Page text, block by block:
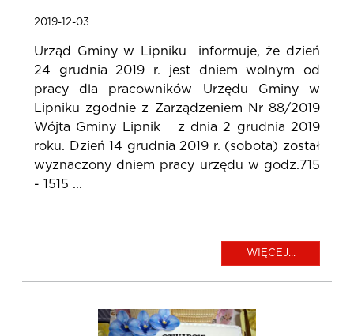
2019-12-03
Urząd Gminy w Lipniku informuje, że dzień
24 grudnia 2019 r. jest dniem wolnym od
pracy dla pracowników Urzędu Gminy w
Lipniku zgodnie z Zarządzeniem Nr 88/2019
Wójta Gminy Lipnik z dnia 2 grudnia 2019
roku. Dzień 14 grudnia 2019 r. (sobota) został
wyznaczony dniem pracy urzędu w godz.715
- 1515 ...
WIĘCEJ...